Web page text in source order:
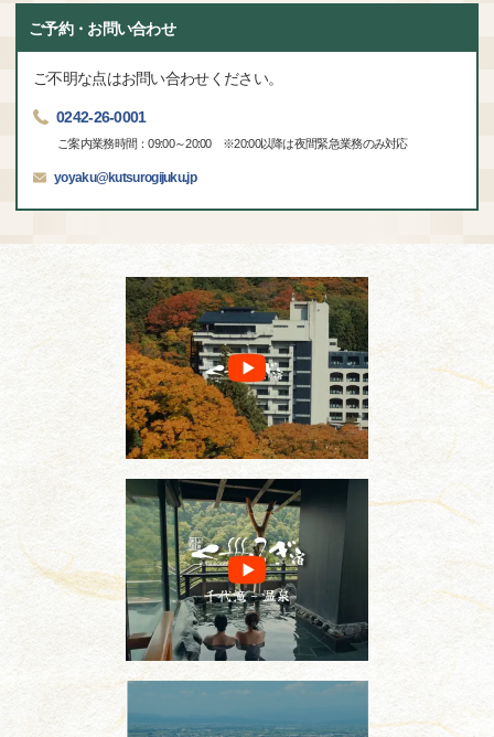
ご予約・お問い合わせ
ご不明な点はお問い合わせください。
0242-26-0001
ご案内業務時間：09:00～20:00 ※20:00以降は夜間緊急業務のみ対応
yoyaku@kutsurogijuku.jp